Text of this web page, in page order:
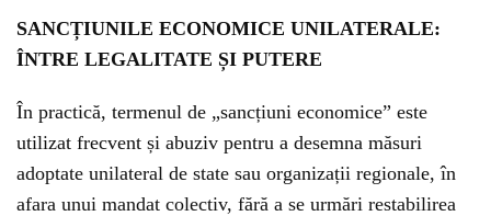
SANCȚIUNILE ECONOMICE UNILATERALE:
ÎNTRE LEGALITATE ȘI PUTERE
În practică, termenul de „sancțiuni economice” este
utilizat frecvent și abuziv pentru a desemna măsuri
adoptate unilateral de state sau organizații regionale, în
afara unui mandat colectiv, fără a se urmări restabilirea